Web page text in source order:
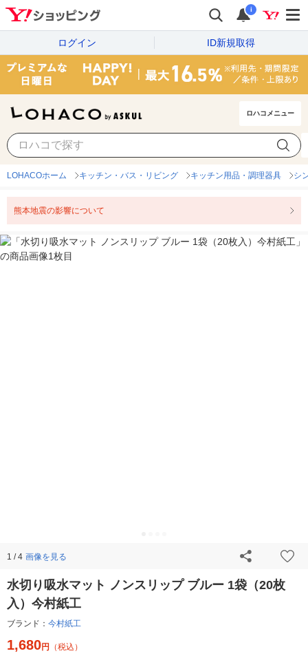
i
ログイン ID新規取得
ロハコメニュー
LOHACOホーム キッチン・バス・リビング キッチン用品・調理器具 シ
熊本地震の影響について
1 / 4 画像を見る
水切り吸水マット ノンスリップ ブルー 1袋（20枚
入）今村紙工
ブランド： 今村紙工
1,680円 （税込）